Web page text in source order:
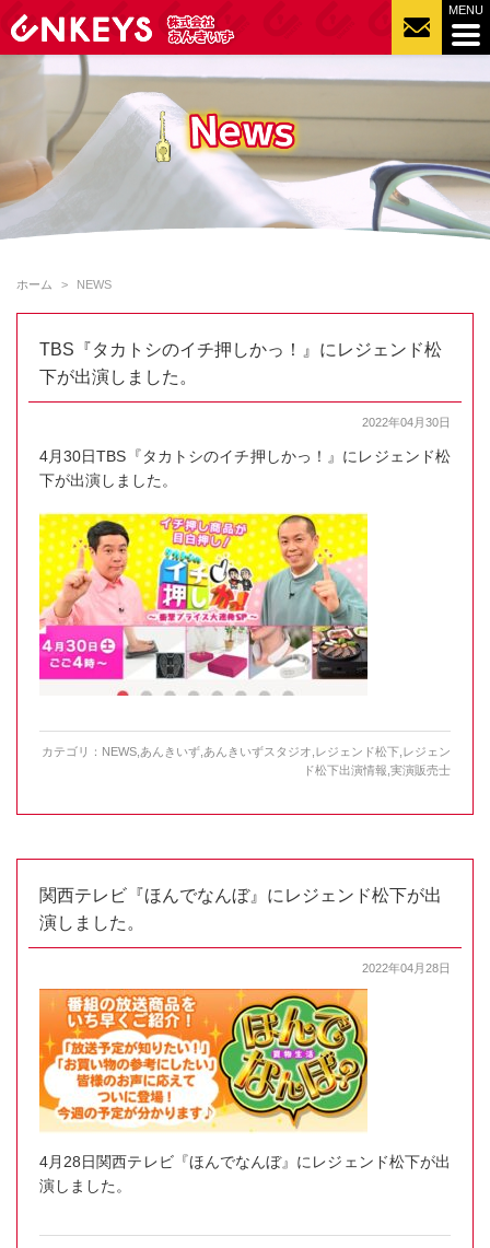
ホーム NEWS
TBS『タカトシのイチ押しかっ！』にレジェンド松
下が出演しました。
2022年04月30日
4月30日TBS『タカトシのイチ押しかっ！』にレジェンド松
下が出演しました。
カテゴリ： NEWS あんきいず あんきいずスタジオ レジェンド松下 レジェン
ド松下出演情報 実演販売士
関西テレビ『ほんでなんぼ』にレジェンド松下が出
演しました。
2022年04月28日
4月28日関西テレビ『ほんでなんぼ』にレジェンド松下が出
演しました。